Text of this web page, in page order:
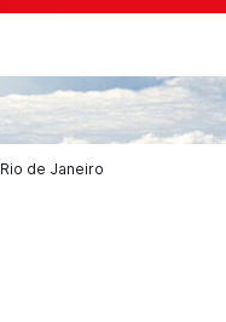
de Janeiro